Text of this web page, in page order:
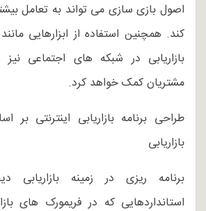
اصول بازی سازی می تواند به تعامل
کند. همچنین استفاده از ابزارهایی مانند
بازاریابی در شبکه های اجتماعی نیز
مشتریان کمک خواهد کرد.
طراحی برنامه بازاریابی اینترنتی
بازاریابی
برنامه ریزی در زمینه بازاریابی
استانداردهایی که در فریمورک های